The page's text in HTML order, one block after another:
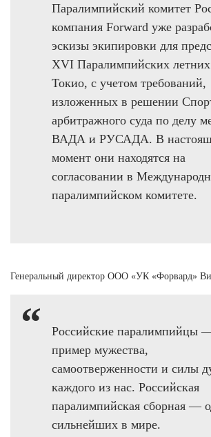
Паралимпийский комитет
компания Forward уже
эскизы экипировки для
XVI Паралимпийских летних
Токио, с учетом требований,
изложенных в решении
арбитражного суда по делу
ВАДА и РУСАДА. В
момент они находятся на
согласовании в
паралимпийском комитете.
Генеральный директор ООО «УК «Форвард»
Российские паралимпийцы
пример мужества,
самоотверженности и силы
каждого из нас. Российская
паралимпийская сборная —
сильнейших в мире.